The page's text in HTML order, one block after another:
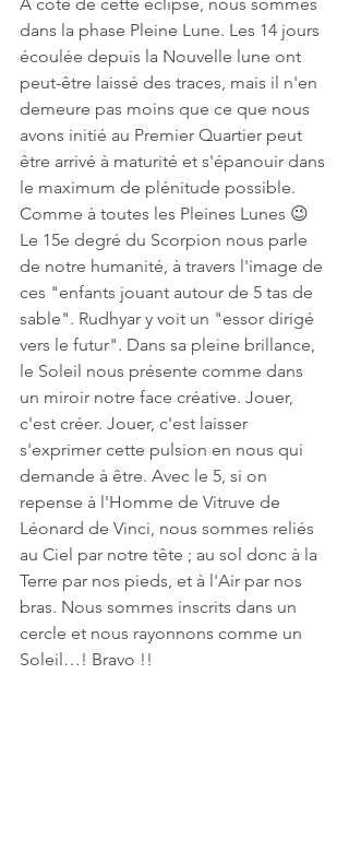
dans la phase Pleine Lune. Les 14 jours
écoulée depuis la Nouvelle lune ont
peut-être laissé des traces, mais il n'en
demeure pas moins que ce que nous
avons initié au Premier Quartier peut
être arrivé à maturité et s'épanouir dans
le maximum de plénitude possible.
Comme à toutes les Pleines Lunes 😉
Le 15e degré du Scorpion nous parle
de notre humanité, à travers l'image de
ces "enfants jouant autour de 5 tas de
sable". Rudhyar y voit un "essor dirigé
vers le futur". Dans sa pleine brillance,
le Soleil nous présente comme dans
un miroir notre face créative. Jouer,
c'est créer. Jouer, c'est laisser
s'exprimer cette pulsion en nous qui
demande à être. Avec le 5, si on
repense à l'Homme de Vitruve de
Léonard de Vinci, nous sommes reliés
au Ciel par notre tête ; au sol donc à la
Terre par nos pieds, et à l'Air par nos
bras. Nous sommes inscrits dans un
cercle et nous rayonnons comme un
Soleil…! Bravo !!